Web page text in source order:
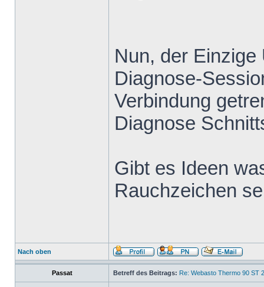
Nun, der
Diagnose-
Verbindung
Diagnose
Gibt es Ideen
Rauchzeichen
Nach oben
Passat Betreff des Beitrags: Re: Webasto Thermo 90 ST